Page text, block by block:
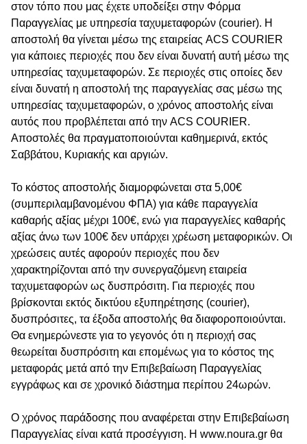
στον τόπο που μας έχετε υποδείξει στην Φόρμα
Παραγγελίας με υπηρεσία ταχυμεταφορών (courier). Η
αποστολή θα γίνεται μέσω της εταιρείας ACS COURIER
για κάποιες περιοχές που δεν είναι δυνατή αυτή μέσω της
υπηρεσίας ταχυμεταφορών. Σε περιοχές στις οποίες δεν
είναι δυνατή η αποστολή της παραγγελίας σας μέσω της
υπηρεσίας ταχυμεταφορών, ο χρόνος αποστολής είναι
αυτός που προβλέπεται από την ACS COURIER.
Αποστολές θα πραγματοποιούνται καθημερινά, εκτός
Σαββάτου, Κυριακής και αργιών.
Το κόστος αποστολής διαμορφώνεται στα 5,00€
(συμπεριλαμβανομένου ΦΠΑ) για κάθε παραγγελία
καθαρής αξίας μέχρι 100€, ενώ για παραγγελίες καθαρής
αξίας άνω των 100€ δεν υπάρχει χρέωση μεταφορικών. Οι
χρεώσεις αυτές αφορούν περιοχές που δεν
χαρακτηρίζονται από την συνεργαζόμενη εταιρεία
ταχυμεταφορών ως δυσπρόσιτη. Για περιοχές που
βρίσκονται εκτός δικτύου εξυπηρέτησης (courier),
δυσπρόσιτες, τα έξοδα αποστολής θα διαφοροποιούνται.
Θα ενημερώνεστε για το γεγονός ότι η περιοχή σας
θεωρείται δυσπρόσιτη και επομένως για το κόστος της
μεταφοράς μετά από την Επιβεβαίωση Παραγγελίας
εγγράφως και σε χρονικό διάστημα περίπου 24ωρών.
Ο χρόνος παράδοσης που αναφέρεται στην Επιβεβαίωση
Παραγγελίας είναι κατά προσέγγιση. Η www.noura.gr θα